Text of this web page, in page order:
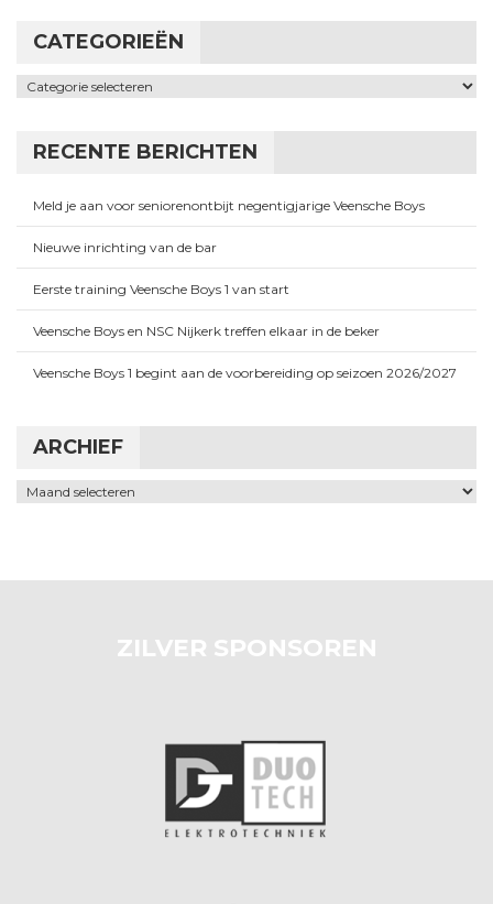
CATEGORIEËN
Categorieën
RECENTE BERICHTEN
Meld je aan voor seniorenontbijt negentigjarige Veensche Boys
Nieuwe inrichting van de bar
Eerste training Veensche Boys 1 van start
Veensche Boys en NSC Nijkerk treffen elkaar in de beker
Veensche Boys 1 begint aan de voorbereiding op seizoen 2026/2027
ARCHIEF
Archief
ZILVER SPONSOREN